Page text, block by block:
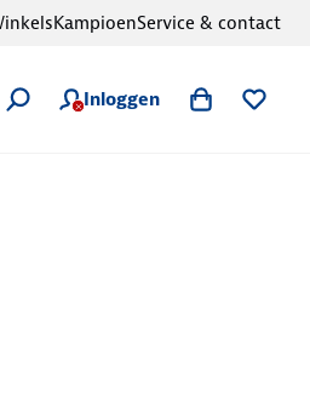
Inloggen
KampioenService & contact